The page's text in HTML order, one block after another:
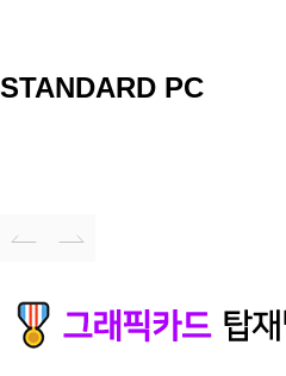
STANDARD PC
승리를 위한 고성능 게이밍